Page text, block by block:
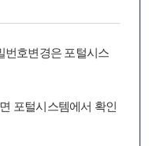
번호변경은 포털시스
포털시스템에서 확인